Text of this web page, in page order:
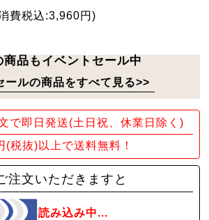
費税込:3,960円)
商品もイベントセール中
ールの商品をすべて見る>>
で即日発送(土日祝、休業日除く)
(税抜)以上で送料無料！
注文いただきますと
読み込み中...